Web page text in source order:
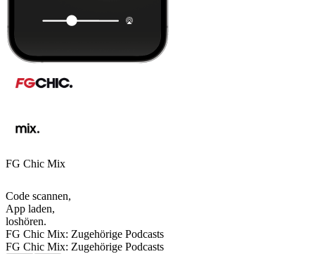
FG Chic Mix
Code scannen,
App laden,
loshören.
FG Chic Mix: Zugehörige Podcasts
FG Chic Mix: Zugehörige Podcasts